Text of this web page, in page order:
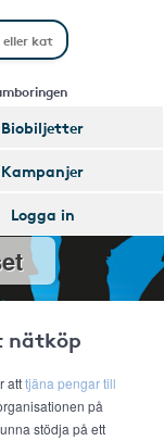
Biobiljetter
Kampanjer
Logga in
nätköp
atttjäna pengar till
på
stödja på ett